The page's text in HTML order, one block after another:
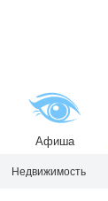
Афиша
Недвижимость